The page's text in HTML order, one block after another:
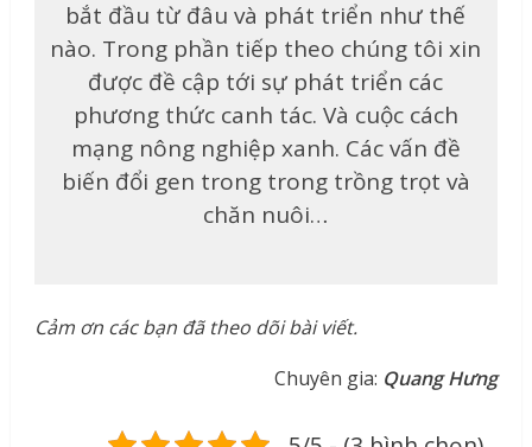
bắt đầu từ đâu và phát triển như thế
nào. Trong phần tiếp theo chúng tôi xin
được đề cập tới sự phát triển các
phương thức canh tác. Và cuộc cách
mạng nông nghiệp xanh. Các vấn đề
biến đổi gen trong trong trồng trọt và
chăn nuôi…
Cảm ơn các bạn đã theo dõi bài viết.
Chuyên gia: Quang Hưng